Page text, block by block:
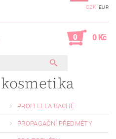
CZK EUR
0 0 Kč
PROFI ELLA BACHÉ
PROPAGAČNÍ PŘEDMĚTY